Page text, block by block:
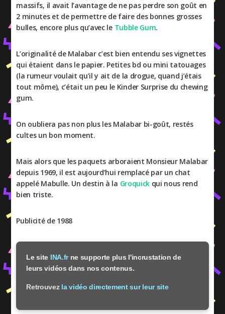
massifs, il avait l’avantage de ne pas perdre son goût en
2 minutes et de permettre de faire des bonnes grosses
bulles, encore plus qu’avec le Tubble Gum.
L’originalité de Malabar c’est bien entendu ses vignettes
qui étaient dans le papier. Petites bd ou mini tatouages
(la rumeur voulait qu’il y ait de la drogue, quand j’étais
tout môme), c’était un peu le Kinder Surprise du chewing
gum.
On oubliera pas non plus les Malabar bi-goût, restés
cultes un bon moment.
Mais alors que les paquets arboraient Monsieur Malabar
depuis 1969, il est aujourd’hui remplacé par un chat
appelé Mabulle. Un destin à la Groquickqui nous rend
bien triste.
Publicité de 1988
Le site INA.frne supporte plus l'incrustation de
leurs vidéos dans nos contenus.
Retrouvez la vidéo directement sur leur site